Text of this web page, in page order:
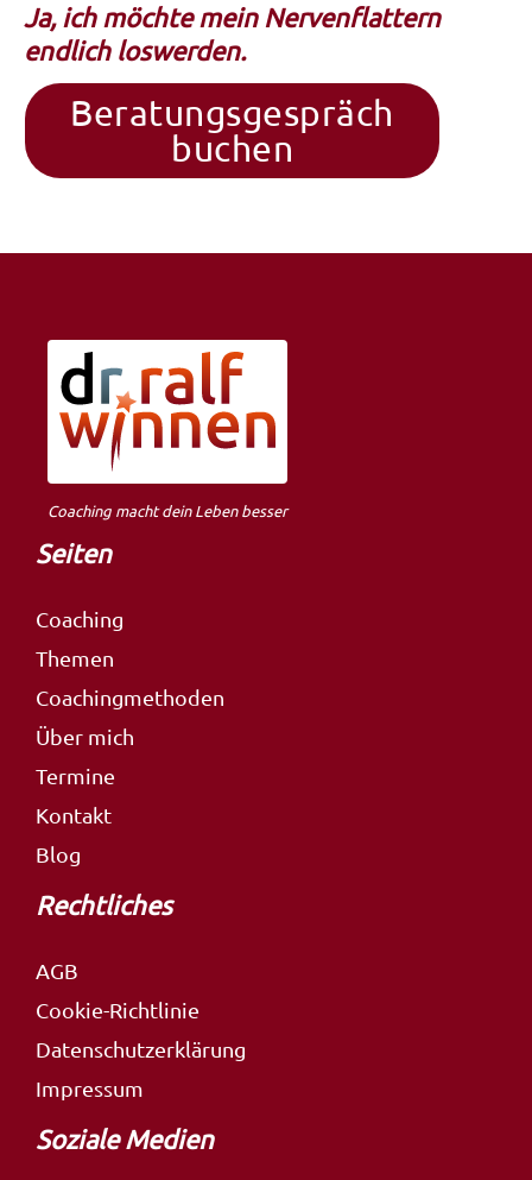
Ja, ich möchte mein Nervenflattern
endlich loswerden.
Beratungsgespräch
buchen
Coaching macht dein Leben besser
Seiten
Coaching
Themen
Coachingmethoden
Über mich
Termine
Kontakt
Blog
Rechtliches
AGB
Cookie-Richtlinie
Datenschutzerklärung
Impressum
Soziale Medien